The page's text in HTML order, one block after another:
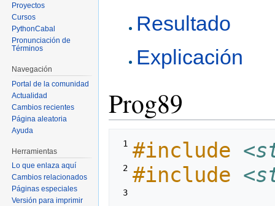
navegación
búsquedaResultado
Explicación
Prog89
1 #include
2 #include
3
Proyectos
Cursos
PythonCabal
Pronunciación de
Términos
Navegación
Portal de la comunidad
Actualidad
Cambios recientes
Página aleatoria
Ayuda
Herramientas
Lo que enlaza aquí
Cambios relacionados
Páginas especiales
Versión para imprimir